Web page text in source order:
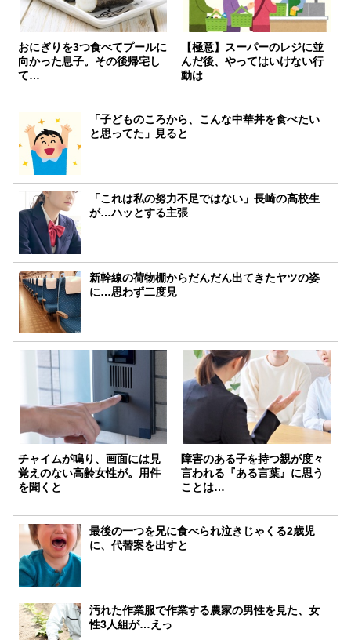
おにぎりを3つ食べてプールに
向かった息子。その後帰宅し
て…
【極意】スーパーのレジに並
んだ後、やってはいけない行
動は
「子どものころから、こんな中華丼を食べたい
と思ってた」見ると
「これは私の努力不足ではない」長崎の高校生
が…ハッとする主張
新幹線の荷物棚からだんだん出てきたヤツの姿
に…思わず二度見
チャイムが鳴り、画面には見
覚えのない高齢女性が。用件
を聞くと
障害のある子を持つ親が度々
言われる『ある言葉』に思う
ことは…
最後の一つを兄に食べられ泣きじゃくる2歳児
に、代替案を出すと
汚れた作業服で作業する農家の男性を見た、女
性3人組が…えっ